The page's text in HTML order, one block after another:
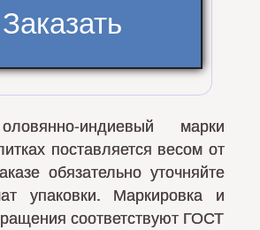
индиевый марки
поставляется весом от
обязательно уточняйте
упаковки. Маркировка и
соответствуют ГОСТ